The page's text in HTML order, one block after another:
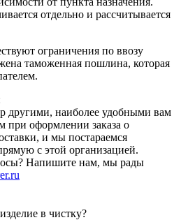
отдельно и рассчитывается
ограничения по ввозу
таможенная пошлина, которая
другими, наиболее удобными вам
при оформлении заказа о
и мы постараемся
с этой организацией.
Напишите нам, мы рады
в чистку?